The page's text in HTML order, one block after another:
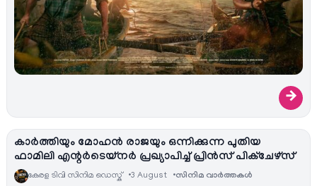
→
കാർത്തിയും മോഹൻ രാജയും ഒന്നിക്കുന്ന പുതിയ
ഫാമിലി എന്റർടെയ്‌നർ പ്രഖ്യാപിച്ച് പ്രിൻസ് പിക്ചേഴ്സ്
കേരള ടിവി സിനിമ ഡെസ്ക് 3 August സിനിമ വാര്‍ത്തകള്‍